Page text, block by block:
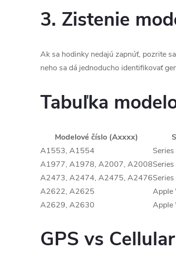
3. Zistenie
Ak sa hodinky nedajú zapnúť, pozrite
neho sa dá jednoducho identifikovať
Tabuľka
Modelové číslo (Axxxx)
A1553, A1554
Series
A1977, A1978, A2007, A2008Series
A2473, A2474, A2475, A2476Series
A2622, A2625
Apple
A2629, A2630
Apple
GPS vs